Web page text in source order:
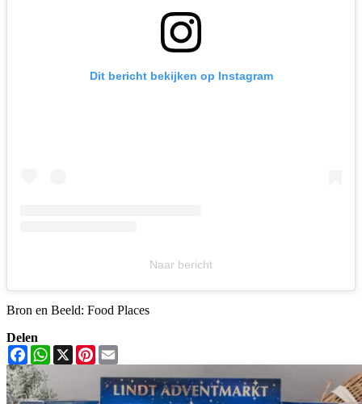
Dit bericht bekijken op Instagram
Naar bericht
Bron en Beeld: Food Places
Delen
FacebookWhatsApp
X Pinterest